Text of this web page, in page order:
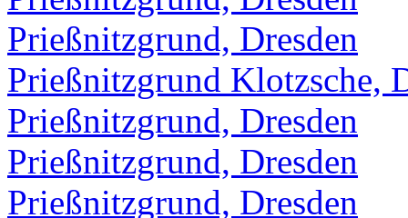
Prießnitzgrund, Dresden
Prießnitzgrund Klotzsche,
Prießnitzgrund, Dresden
Prießnitzgrund, Dresden
Prießnitzgrund, Dresden